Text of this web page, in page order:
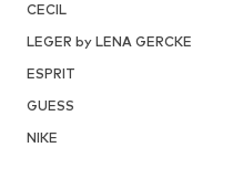
CECIL
LEGER by LENA GERCKE
ESPRIT
GUESS
NIKE